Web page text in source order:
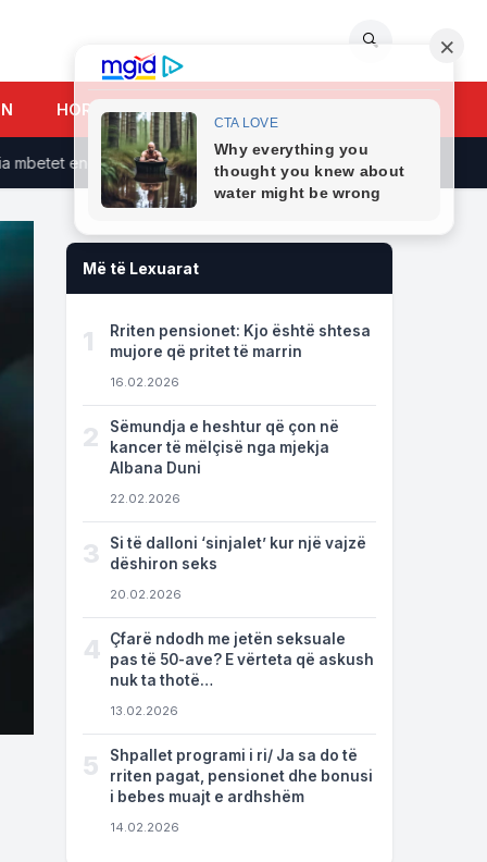
🔍
HOROSKOPI
ende larg: A do të përballen përgjegjësit me gjykim?
Më të Lexuarat
1
Rriten pensionet: Kjo është shtesa
mujore që pritet të marrin
16.02.2026
2
Sëmundja e heshtur që çon në
kancer të mëlçisë nga mjekja
Albana Duni
22.02.2026
3
Si të dalloni ‘sinjalet’ kur një vajzë
dëshiron seks
20.02.2026
4
Çfarë ndodh me jetën seksuale
pas të 50-ave? E vërteta që askush
nuk ta thotë…
13.02.2026
5
Shpallet programi i ri/ Ja sa do të
rriten pagat, pensionet dhe bonusi
i bebes muajt e ardhshëm
14.02.2026